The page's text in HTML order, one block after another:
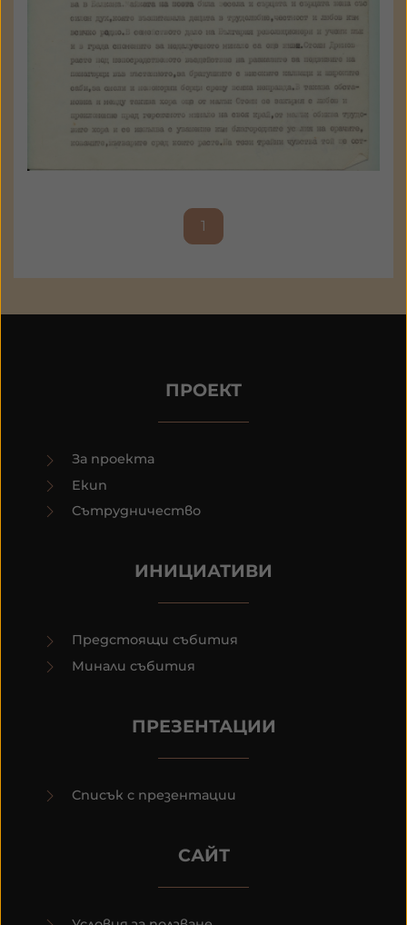
1
ПРОЕКТ
За проекта
Екип
Сътрудничество
ИНИЦИАТИВИ
Предстоящи събития
Минали събития
ПРЕЗЕНТАЦИИ
Списък с презентации
САЙТ